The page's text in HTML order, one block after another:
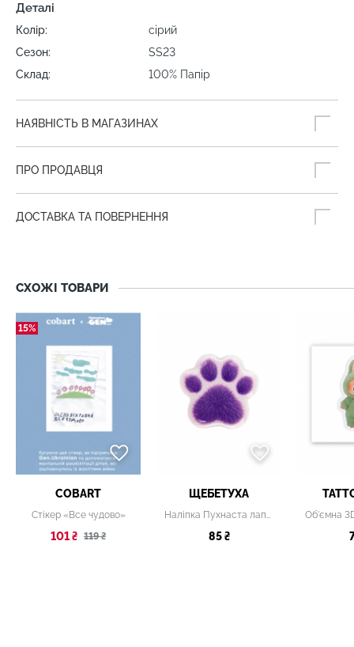
Деталі
Колір:
сірий
Сезон:
SS23
Склад:
100% Папір
НАЯВНІСТЬ В МАГАЗИНАХ
ПРО ПРОДАВЦЯ
ДОСТАВКА ТА ПОВЕРНЕННЯ
СХОЖІ ТОВАРИ
15%
COBART
Стікер «Все чудово»
101 ₴ 119 ₴
ЩЕБЕТУХА
Наліпка Пухнаста лапка
85 ₴